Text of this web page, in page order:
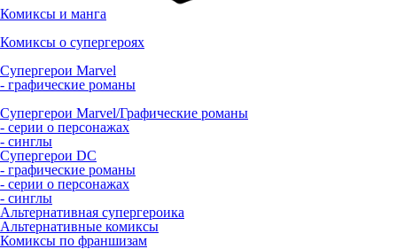
Комиксы и манга
Комиксы о супергероях
Супергерои Marvel
- графические романы
Супергерои Marvel/Графические романы
- серии о персонажах
- синглы
Супергерои DC
- графические романы
- серии о персонажах
- синглы
Альтернативная супергероика
Альтернативные комиксы
Комиксы по франшизам